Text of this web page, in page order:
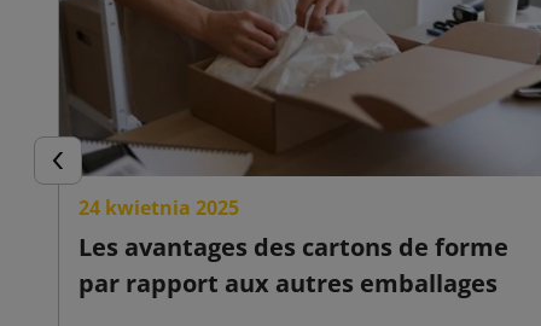
Précédent
24 kwietnia 2025
Les avantages des cartons de forme
par rapport aux autres emballages